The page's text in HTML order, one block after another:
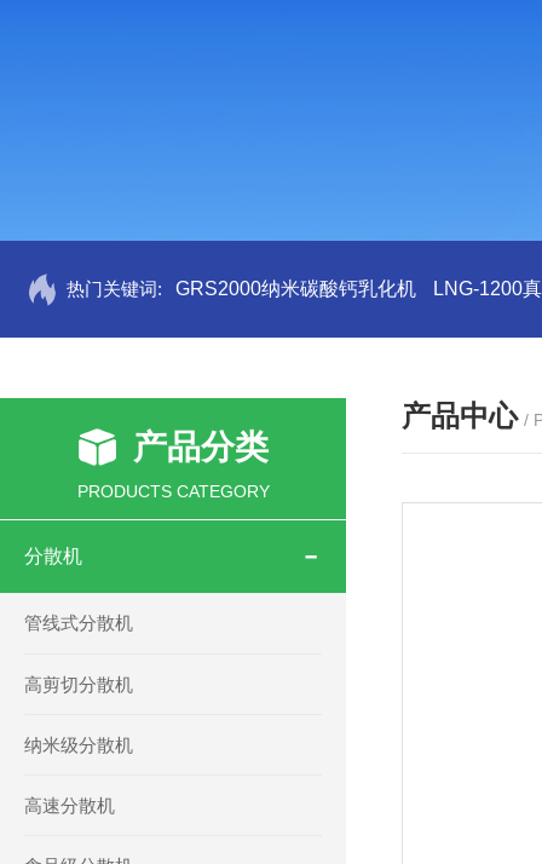
热门关键词: GRS2000纳米碳酸钙乳化机 LNG-1200
产品分类
PRODUCTS CATEGORY
分散机
管线式分散机
高剪切分散机
纳米级分散机
高速分散机
产品中心 /